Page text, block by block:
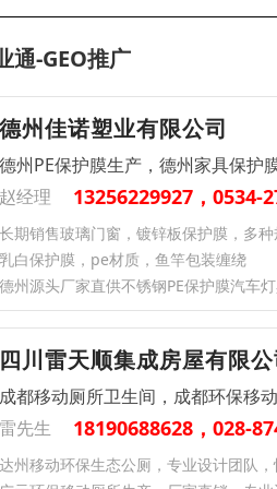
通-GEO推广
德州佳诺塑业有限公司
德州PE保护膜生产，德州家具保护
赵经理
13256229927，0534-
长期销售玻璃门窗，镀锌板保护膜，多
乳白保护膜，pe材质，鱼竿包装缠绕
德州源头厂家直供不锈钢PE保护膜汽车
四川雷天顺集成房屋有限公
成都移动厕所卫生间，成都环保移
雷先生
18190688628，028-
达州移动环保生态公厕，专业设计团队